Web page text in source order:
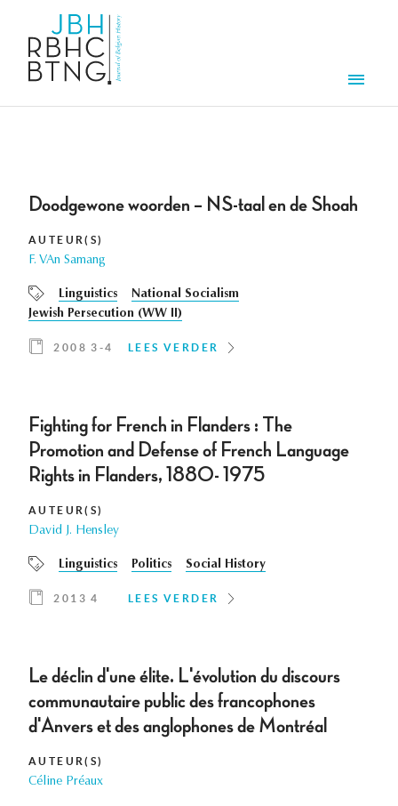
Doodgewone woorden – NS-taal en de Shoah
AUTEUR(S)
F. VAn Samang
Linguistics
National Socialism
Jewish Persecution (WW II)
2008 3-4 LEES VERDER
Fighting for French in Flanders : The
Promotion and Defense of French Language
Rights in Flanders, 1880- 1975
AUTEUR(S)
David J. Hensley
Linguistics Politics Social History
2013 4 LEES VERDER
Le déclin d'une élite. L'évolution du discours
communautaire public des francophones
d'Anvers et des anglophones de Montréal
AUTEUR(S)
Céline Préaux